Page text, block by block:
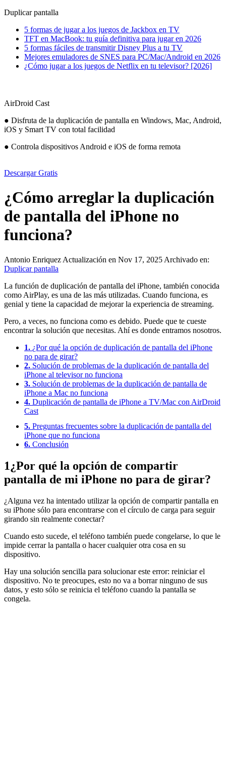
Duplicar pantalla
5 formas de jugar a los juegos de Jackbox en TV
TFT en MacBook: tu guía definitiva para jugar en 2026
5 formas fáciles de transmitir Disney Plus a tu TV
Mejores emuladores de SNES para PC/Mac/Android en 2026
¿Cómo jugar a los juegos de Netflix en tu televisor? [2026]
AirDroid Cast
● Disfruta de la duplicación de pantalla en Windows, Mac, Android,
iOS y Smart TV con total facilidad
● Controla dispositivos Android e iOS de forma remota
Descargar Gratis
¿Cómo arreglar la duplicación
de pantalla del iPhone no
funciona?
Antonio Enriquez Actualización en Nov 17, 2025 Archivado en:
Duplicar pantalla
La función de duplicación de pantalla del iPhone, también conocida
como AirPlay, es una de las más utilizadas. Cuando funciona, es
genial y tiene la capacidad de mejorar la experiencia de streaming.
Pero, a veces, no funciona como es debido. Puede que te cueste
encontrar la solución que necesitas. Ahí es donde entramos nosotros.
1. ¿Por qué la opción de duplicación de pantalla del iPhone
no para de girar?
2. Solución de problemas de la duplicación de pantalla del
iPhone al televisor no funciona
3. Solución de problemas de la duplicación de pantalla de
iPhone a Mac no funciona
4. Duplicación de pantalla de iPhone a TV/Mac con AirDroid
Cast
5. Preguntas frecuentes sobre la duplicación de pantalla del
iPhone que no funciona
6. Conclusión
1¿Por qué la opción de compartir
pantalla de mi iPhone no para de girar?
¿Alguna vez ha intentado utilizar la opción de compartir pantalla en
su iPhone sólo para encontrarse con el círculo de carga para seguir
girando sin realmente conectar?
Cuando esto sucede, el teléfono también puede congelarse, lo que le
impide cerrar la pantalla o hacer cualquier otra cosa en su
dispositivo.
Hay una solución sencilla para solucionar este error: reiniciar el
dispositivo. No te preocupes, esto no va a borrar ninguno de sus
datos, y esto sólo se reinicia el teléfono cuando la pantalla se
congela.